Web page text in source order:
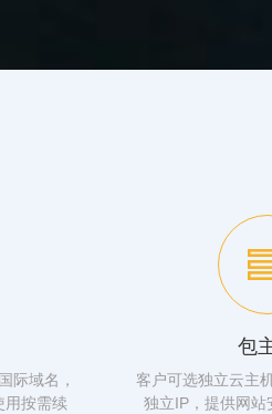
际域名，
用按需续
包
客户可选独立云主
独立IP，提供网站